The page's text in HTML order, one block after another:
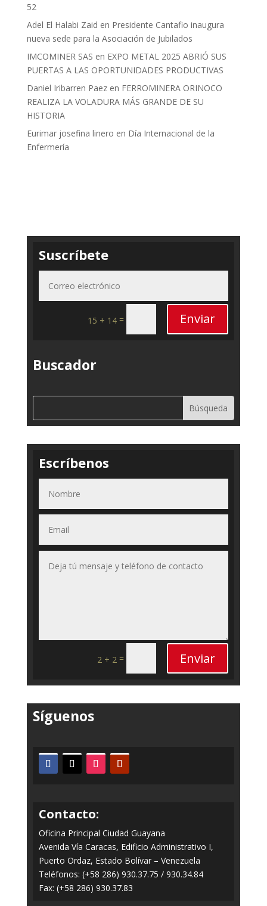
52
Adel El Halabi Zaid en Presidente Cantafio inaugura
nueva sede para la Asociación de Jubilados
IMCOMINER SAS en EXPO METAL 2025 ABRIÓ SUS
PUERTAS A LAS OPORTUNIDADES PRODUCTIVAS
Daniel Iribarren Paezen FERROMINERA ORINOCO
REALIZA LA VOLADURA MÁS GRANDE DE SU
HISTORIA
Eurimar josefina linero en Día Internacional de la
Enfermería
Suscríbete
15 + 14 = Enviar
Buscador
Escríbenos
2 + 2 = Enviar
Síguenos
Contacto:
Oficina Principal Ciudad Guayana
Avenida Vía Caracas, Edificio Administrativo I,
Puerto Ordaz, Estado Bolívar – Venezuela
Teléfonos: (+58 286) 930.37.75 / 930.34.84
Fax: (+58 286) 930.37.83